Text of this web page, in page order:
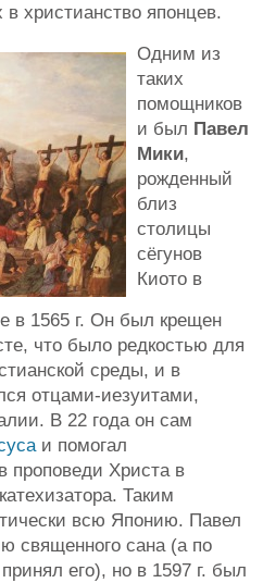
христианство японцев.
Одним из
таких
помощников
и был Павел
Мики,
рожденный
близ
столицы
сёгунов
Киото в
в 1565 г. Он был крещен
что было редкостью для
среды, и в
отцами-иезуитами,
В 22 года он сам
и помогал
проповеди Христа в
Таким
всю Японию. Павел
священного сана (а по
его), но в 1597 г. был